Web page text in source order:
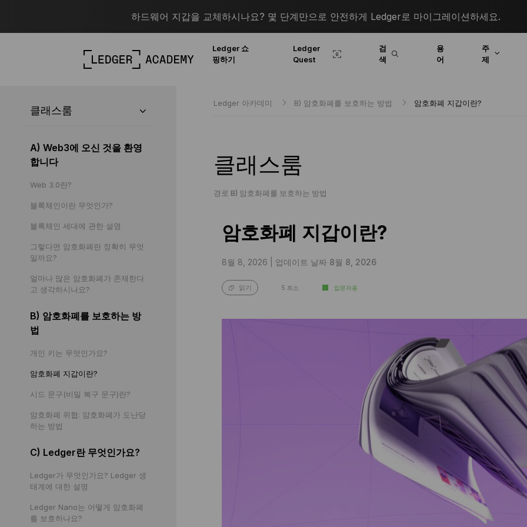
하드웨어 지갑을 교체하시나요? 몇 단계만으로 안전하게 Ledger로 마이그레이션하세요.
Ledger 쇼
핑하기
Ledger
Quest
검
색
용
어
주
제
클래스룸
A) Web3에 오신 것을 환영
합니다
Web 3.0란?
블록체인이란 무엇인가?
블록체인 세대에 관한 설명
그렇다면 암호화폐란 정확히 무엇
일까요?
얼마나 많은 암호화폐가 존재한다
고 생각하시나요?
B) 암호화폐를 보호하는 방
법
개인 키는 무엇인가요?
암호화폐 지갑이란?
시드 문구(비밀 복구 문구)란?
암호화폐 위협: 암호화폐가 도난당
하는 방법
C) Ledger란 무엇인가요?
Ledger가 무엇인가요? Ledger 생
태계에 대한 설명
Ledger Nano는 어떻게 암호화폐
를 보호하나요?
Ledger 아카데미 B) 암호화폐를 보호하는 방법 암호화폐 지갑이란?
클래스룸
경로 B) 암호화폐를 보호하는 방법
암호화폐 지갑이란?
8월 8, 2026 | 업데이트 날짜 8월 8, 2026
읽기 5 최소 입문자용